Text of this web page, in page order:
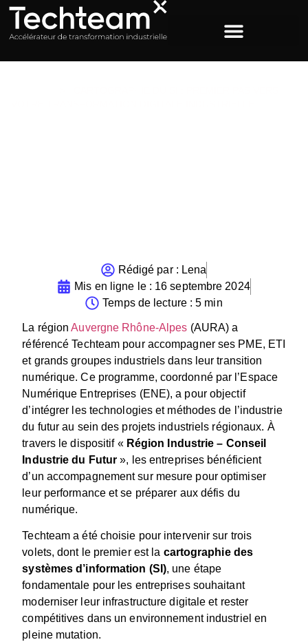
Rédigé par : Lena
Mis en ligne le : 16 septembre 2024
Temps de lecture : 5 min
La régionAuvergne Rhône-Alpes (AURA) a
référencé Techteam pour accompagner ses PME, ETI
et grands groupes industriels dans leur transition
numérique. Ce programme, coordonné par l’Espace
Numérique Entreprises (ENE), a pour objectif
d’intégrer les technologies et méthodes de l’industrie
du futur au sein des projets industriels régionaux. À
travers le dispositif « Région Industrie – Conseil
Industrie du Futur », les entreprises bénéficient
d’un accompagnement sur mesure pour optimiser
leur performance et se préparer aux défis du
numérique.
Techteam a été choisie pour intervenir sur trois
volets, dont le premier est la cartographie des
systèmes d’information (SI), une étape
fondamentale pour les entreprises souhaitant
moderniser leur infrastructure digitale et rester
compétitives dans un environnement industriel en
pleine mutation.